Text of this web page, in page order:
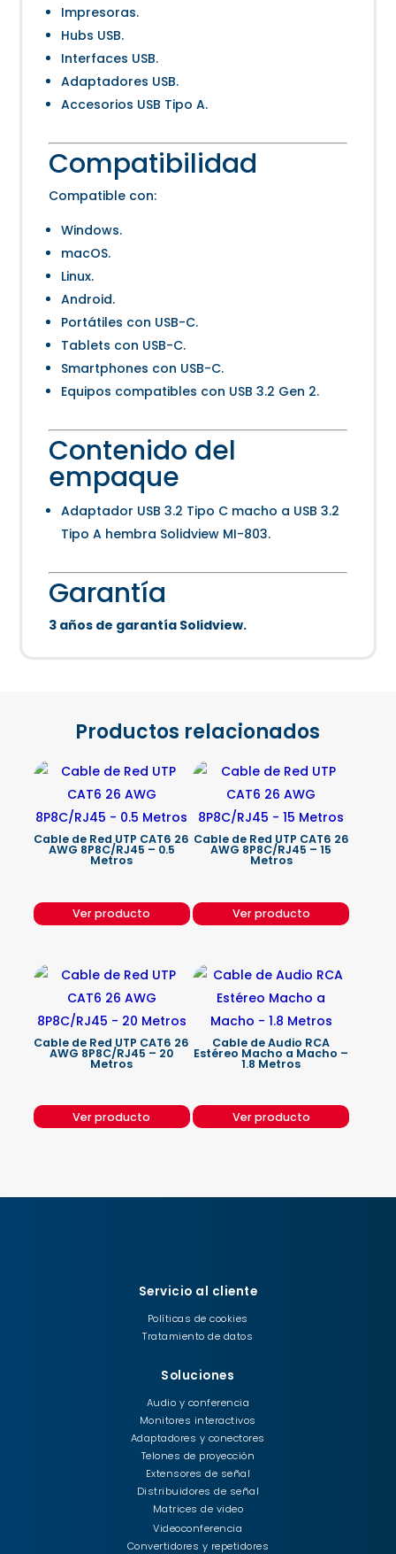
Impresoras.
Hubs USB.
Interfaces USB.
Adaptadores USB.
Accesorios USB Tipo A.
Compatibilidad
Compatible con:
Windows.
macOS.
Linux.
Android.
Portátiles con USB-C.
Tablets con USB-C.
Smartphones con USB-C.
Equipos compatibles con USB 3.2 Gen 2.
Contenido del
empaque
Adaptador USB 3.2 Tipo C macho a USB 3.2
Tipo A hembra Solidview MI-803.
Garantía
3 años de garantía Solidview.
Productos relacionados
Cable de Red UTP CAT6 26
AWG 8P8C/RJ45 – 0.5
Metros
Ver producto
Cable de Red UTP CAT6 26
AWG 8P8C/RJ45 – 15
Metros
Ver producto
Cable de Red UTP CAT6 26
AWG 8P8C/RJ45 – 20
Metros
Ver producto
Cable de Audio RCA
Estéreo Macho a Macho –
1.8 Metros
Ver producto
Servicio al cliente
Políticas de cookies
Tratamiento de datos
Soluciones
Audio y conferencia
Monitores interactivos
Adaptadores y conectores
Telones de proyección
Extensores de señal
Distribuidores de señal
Matrices de video
Videoconferencia
Convertidores y repetidores